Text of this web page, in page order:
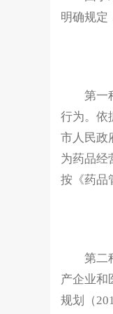
明确规定
第一种
行为。依
市人民政
为药品经
按《药品
第二种
产企业和
规划（